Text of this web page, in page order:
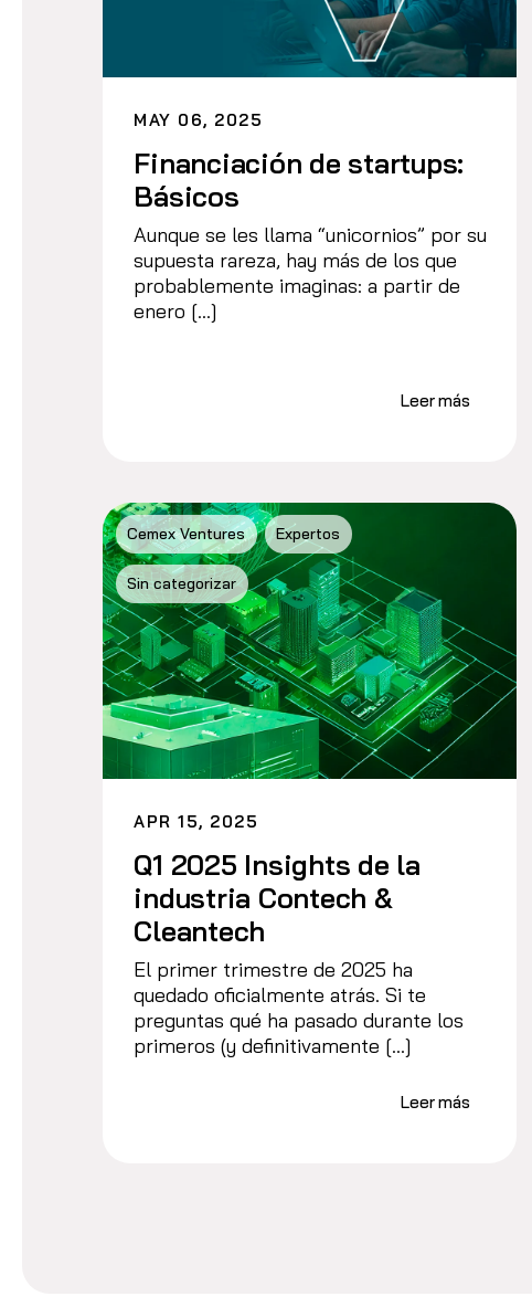
MAY 06, 2025
Financiación de startups:
Básicos
Aunque se les llama “unicornios” por su
supuesta rareza, hay más de los que
probablemente imaginas: a partir de
enero […]
Leer más
Cemex Ventures Expertos
Sin categorizar
APR 15, 2025
Q1 2025 Insights de la
industria Contech &
Cleantech
El primer trimestre de 2025 ha
quedado oficialmente atrás. Si te
preguntas qué ha pasado durante los
primeros (y definitivamente […]
Leer más